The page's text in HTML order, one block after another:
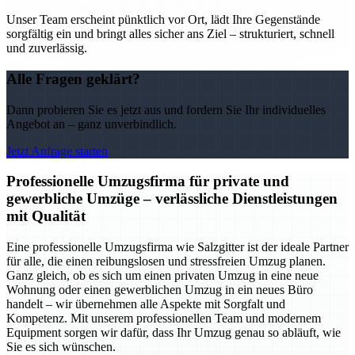
Unser Team erscheint pünktlich vor Ort, lädt Ihre Gegenstände
sorgfältig ein und bringt alles sicher ans Ziel – strukturiert, schnell
und zuverlässig.
Alle Fragen geklärt?
Dann probieren Sie es jetzt aus und fordern Sie Ihr individuelles
Angebot an – ganz unverbindlich.
Jetzt Anfrage starten
Professionelle Umzugsfirma für private und
gewerbliche Umzüge – verlässliche Dienstleistungen
mit Qualität
Eine professionelle Umzugsfirma wie Salzgitter ist der ideale Partner
für alle, die einen reibungslosen und stressfreien Umzug planen.
Ganz gleich, ob es sich um einen privaten Umzug in eine neue
Wohnung oder einen gewerblichen Umzug in ein neues Büro
handelt – wir übernehmen alle Aspekte mit Sorgfalt und
Kompetenz. Mit unserem professionellen Team und modernem
Equipment sorgen wir dafür, dass Ihr Umzug genau so abläuft, wie
Sie es sich wünschen.